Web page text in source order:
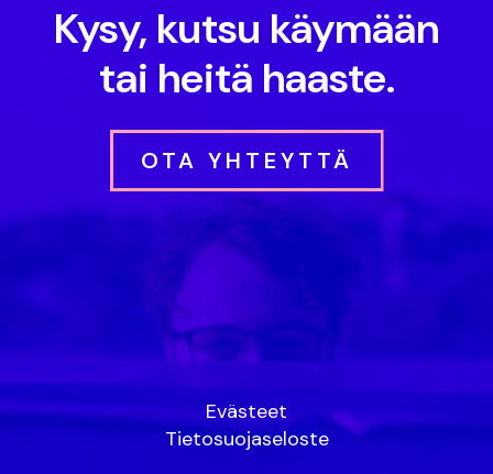
Kysy, kutsu käymään
tai heitä haaste.
OTA YHTEYTTÄ
Evästeet
Tietosuojaseloste